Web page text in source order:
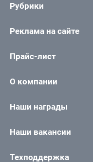
Рубрики
Реклама на сайте
Прайс-лист
О компании
Наши награды
Наши вакансии
Техподдержка